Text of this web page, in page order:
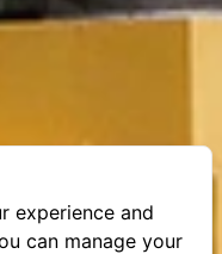
experience and
can manage your